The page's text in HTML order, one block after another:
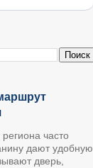
часто
дают удобную
дверь,